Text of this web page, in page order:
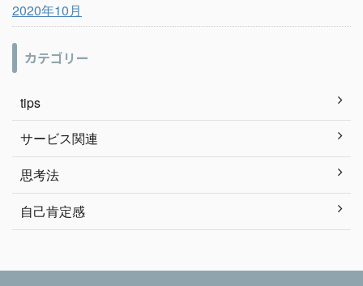
2020年10月
カテゴリー
tips
サービス関連
思考法
自己肯定感